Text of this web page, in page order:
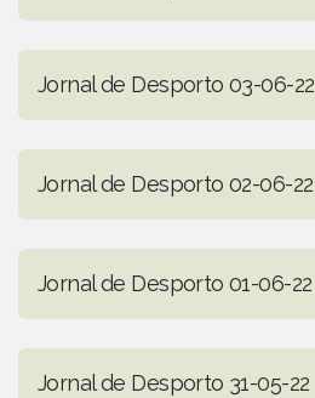
Jornal de Desporto 03-06-22
Jornal de Desporto 02-06-22
Jornal de Desporto 01-06-22
Jornal de Desporto 31-05-22